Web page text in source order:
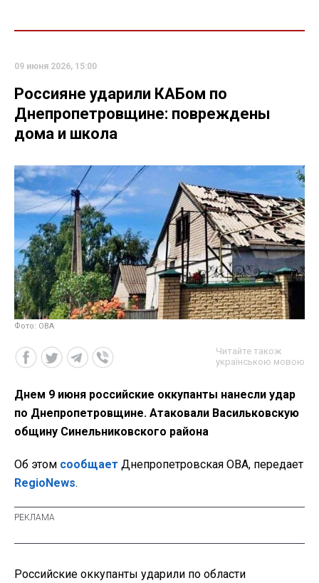
09 июня 2026, 15:00
Россияне ударили КАБом по
Днепропетровщине: повреждены
дома и школа
Фото: ОВА
Читайте також
українською мовою
Днем 9 июня российские оккупанты нанесли удар
по Днепропетровщине. Атаковали Васильковскую
общину Синельниковского района
Об этом сообщает Днепропетровская ОВА, передает
RegioNews.
Российские оккупанты ударили по области